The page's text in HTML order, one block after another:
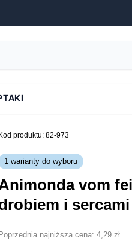
Kod produktu: 82-973
1 warianty do wyboru
feinsten junior z
i
Poprzednia najniższa cena: 4,29 zł.